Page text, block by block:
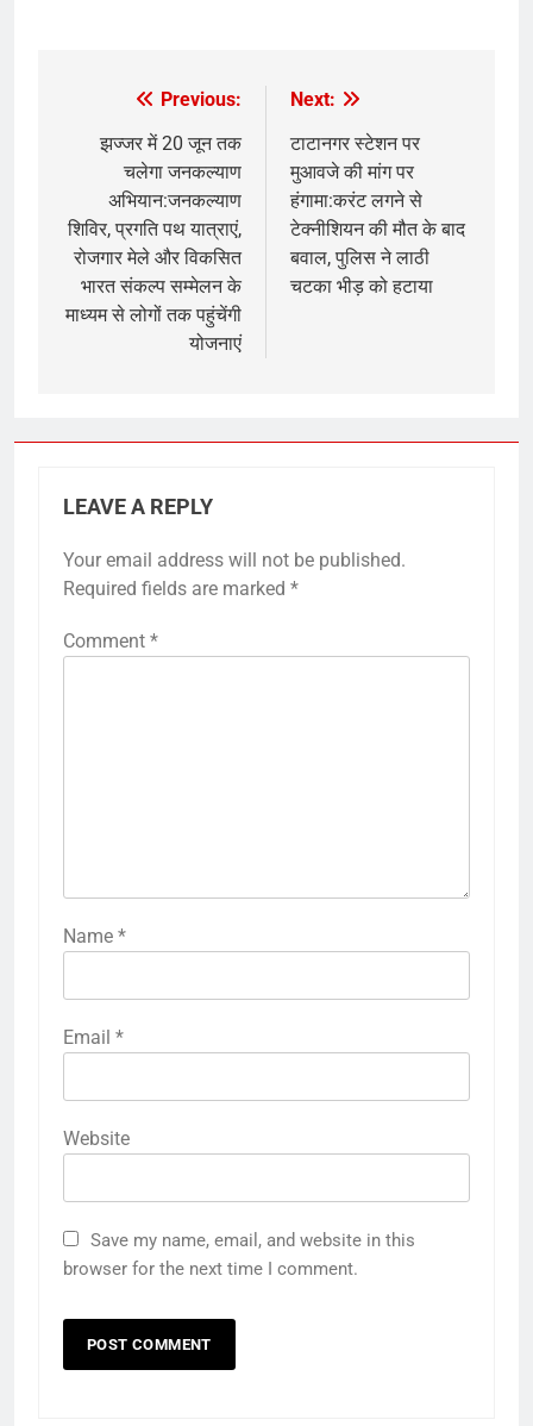
navigation
Previous:
झज्जर में 20 जून तक
चलेगा जनकल्याण
अभियान:जनकल्याण
शिविर, प्रगति पथ यात्राएं,
रोजगार मेले और विकसित
भारत संकल्प सम्मेलन के
माध्यम से लोगों तक पहुंचेंगी
योजनाएं
Next:
टाटानगर स्टेशन पर
मुआवजे की मांग पर
हंगामा:करंट लगने से
टेक्नीशियन की मौत के बाद
बवाल, पुलिस ने लाठी
चटका भीड़ को हटाया
LEAVE A REPLY
Your email address will not be published.
Required fields are marked *
Comment *
Name *
Email *
Website
Save my name, email, and website in this
browser for the next time I comment.